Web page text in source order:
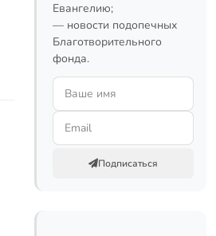
Евангелию;
— новости подопечных
Благотворительного
фонда.
Подписаться